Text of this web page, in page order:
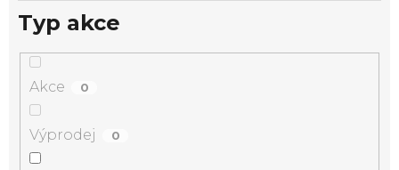
Typ akce
Akce 0
Výprodej 0